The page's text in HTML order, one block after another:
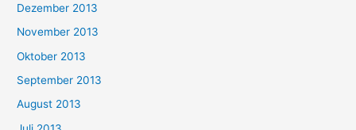
Dezember 2013
November 2013
Oktober 2013
September 2013
August 2013